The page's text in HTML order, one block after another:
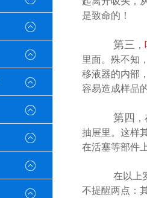
是致命的！
第三 ，
里面。殊不知
移液器的内部
容易造成样品
第四
抽屉里。这样
在活塞等部件
在以上
不提醒两点：